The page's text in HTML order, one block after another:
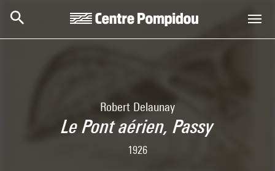
Robert Delaunay
Le Pont aérien, Passy
1926